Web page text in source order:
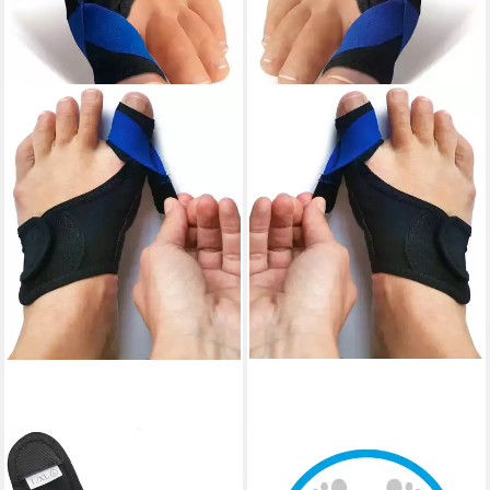
FUSSGUT
Hallux-Bandage "Individual"
Hallux-Bandage "Individual"